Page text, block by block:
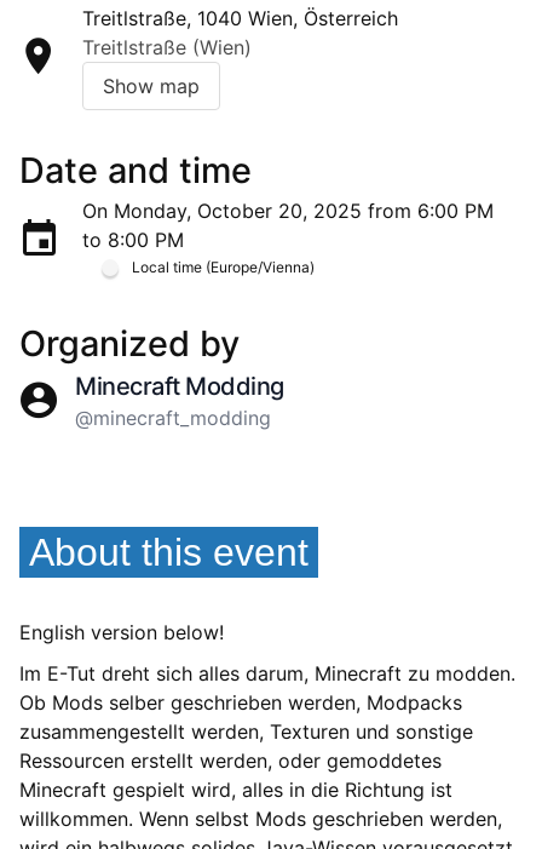
Treitlstraße, 1040 Wien, Österreich
Treitlstraße (Wien)
Show map
Date and time
On Monday, October 20, 2025 from 6:00 PM
to 8:00 PM
Local time (Europe/Vienna)
Organized by
Minecraft Modding
@minecraft_modding
About this event
English version below!
Im E-Tut dreht sich alles darum, Minecraft zu modden.
Ob Mods selber geschrieben werden, Modpacks
zusammengestellt werden, Texturen und sonstige
Ressourcen erstellt werden, oder gemoddetes
Minecraft gespielt wird, alles in die Richtung ist
willkommen. Wenn selbst Mods geschrieben werden,